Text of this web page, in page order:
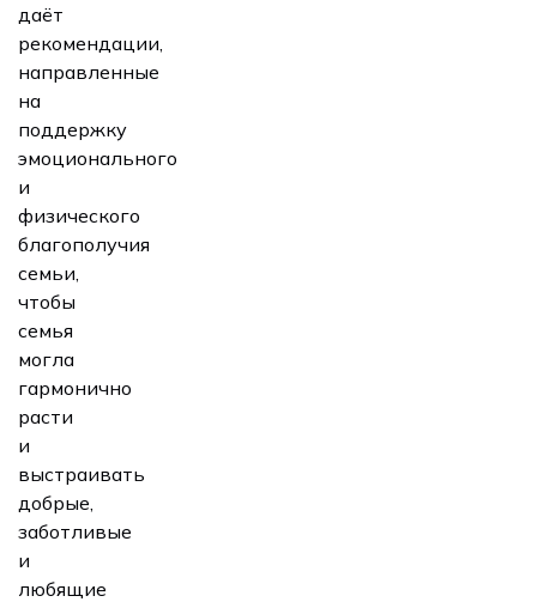
даёт
рекомендации,
направленные
на
поддержку
эмоционального
и
физического
благополучия
семьи,
чтобы
семья
могла
гармонично
расти
и
выстраивать
добрые,
заботливые
и
любящие